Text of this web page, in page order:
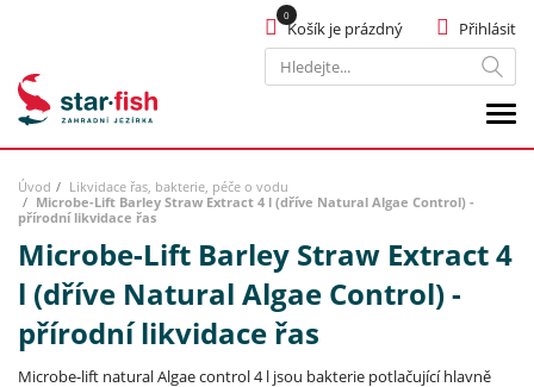
Hledat
Přihlásit
Košík je prázdný
Úvod
Likvidace řas, bakterie, péče o vodu
Microbe-Lift Barley Straw Extract 4 l (dříve Natural Algae Control) -
přírodní likvidace řas
Microbe-Lift Barley Straw Extract 4
l (dříve Natural Algae Control) -
přírodní likvidace řas
Microbe-lift natural Algae control 4 l jsou bakterie potlačující hlavně